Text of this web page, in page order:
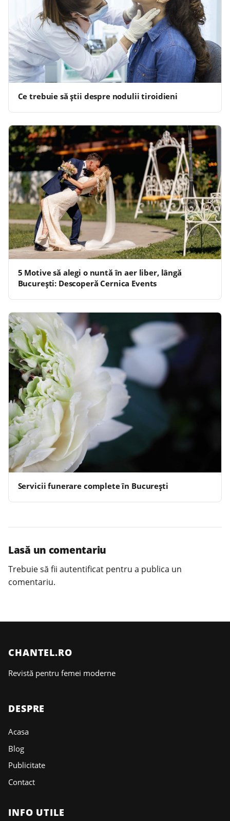
Ce trebuie să știi despre nodulii tiroidieni
5 Motive să alegi o nuntă în aer liber, lângă
București: Descoperă Cernica Events
Servicii funerare complete în București
Lasă un comentariu
Trebuie să fii autentificat pentru a publica un
comentariu.
CHANTEL.RO
Revistă pentru femei moderne
DESPRE
Acasa
Blog
Publicitate
Contact
INFO UTILE